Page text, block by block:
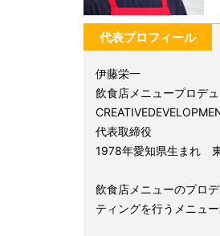
代表プロフィール
伊藤栄一
飲食店メニュープロデ
代表取締役
1978年愛知県生まれ
飲食店メニューのプロ
ティングを行うメニュー